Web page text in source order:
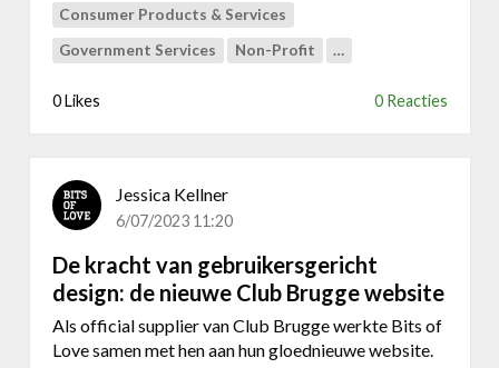
v
z
w
Consumer Products & Services
Government Services Non-Profit …
0 Likes 0 Reacties
Jessica Kellner
6/07/2023 11:20
De kracht van gebruikersgericht
design: de nieuwe Club Brugge website
Als official supplier van Club Brugge werkte Bits of
Love samen met hen aan hun gloednieuwe website.